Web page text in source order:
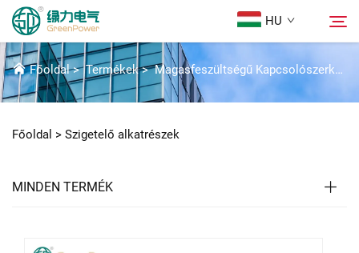
HU
Termékek
Rólunk
Megoldások
SZIGETELŐ ALKATRÉSZEK
Főoldal>Termékek>Magasfeszültségű Kapcsolószerkezet Alkatrészek
Főoldal > Szigetelő alkatrészek
MINDEN TERMÉK